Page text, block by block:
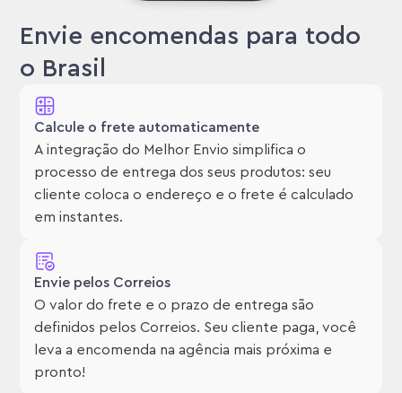
Envie encomendas para todo
o Brasil
Calcule o frete automaticamente
A integração do Melhor Envio simplifica o
processo de entrega dos seus produtos: seu
cliente coloca o endereço e o frete é calculado
em instantes.
Envie pelos Correios
O valor do frete e o prazo de entrega são
definidos pelos Correios. Seu cliente paga, você
leva a encomenda na agência mais próxima e
pronto!